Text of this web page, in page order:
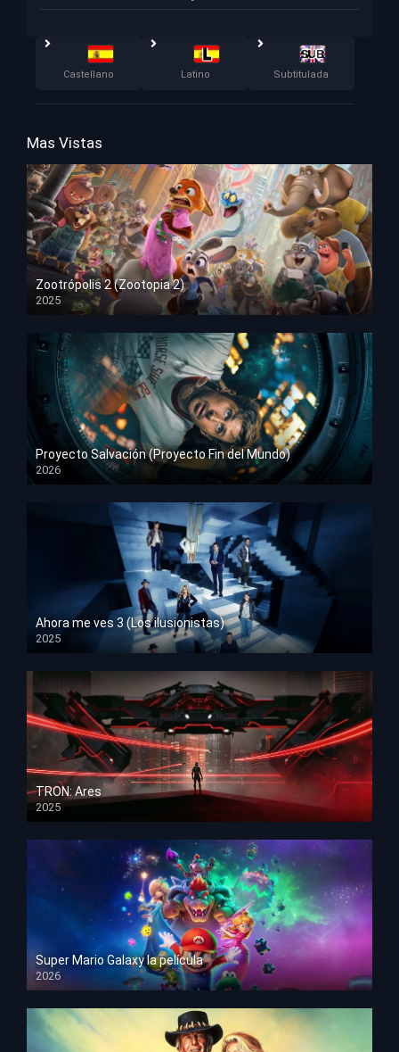
Castellano Latino Subtitulada
Mas Vistas
Zootrópolis 2 (Zootopia 2)
2025
HD 1080p
Proyecto Salvación (Proyecto Fin del Mundo)
2026
HD 1080p
Ahora me ves 3 (Los ilusionistas)
2025
HD 1080p
TRON: Ares
2025
HD 1080p
Super Mario Galaxy la película
2026
HD 1080p